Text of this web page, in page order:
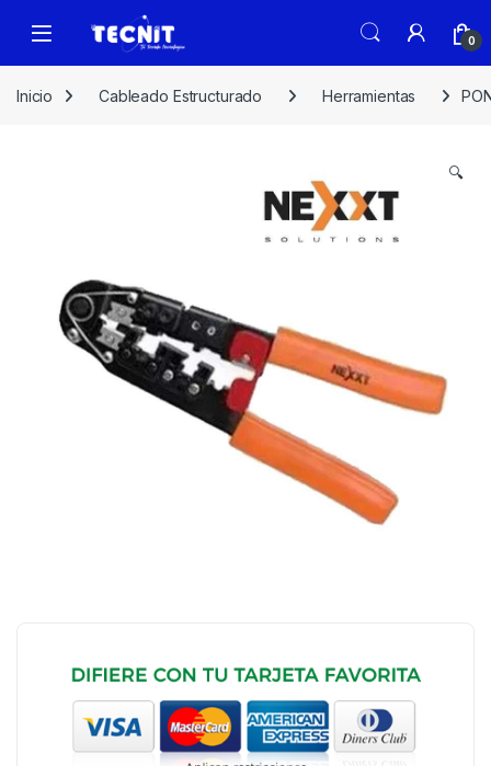
0
Inicio Cableado Estructurado Herramientas
🔍